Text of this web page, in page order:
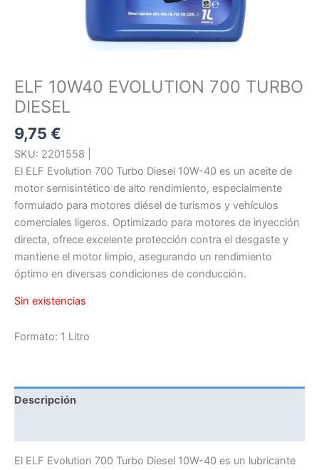
ELF 10W40 EVOLUTION 700 TURBO
DIESEL
9,75 €
SKU: 2201558 |
El ELF Evolution 700 Turbo Diesel 10W-40 es un aceite de
motor semisintético de alto rendimiento, especialmente
formulado para motores diésel de turismos y vehículos
comerciales ligeros. Optimizado para motores de inyección
directa, ofrece excelente protección contra el desgaste y
mantiene el motor limpio, asegurando un rendimiento
óptimo en diversas condiciones de conducción.
Sin existencias
Formato: 1 Litro
Descripción
El ELF Evolution 700 Turbo Diesel 10W-40 es un lubricante